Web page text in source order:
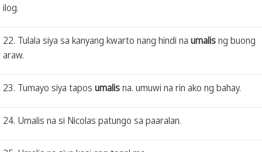
ilog.
22. Tulala siya sa kanyang kwarto nang hindi na umalisng buong
araw.
23. Tumayo siya tapos umalisna. umuwi na rin ako ng bahay.
24. Umalis na si Nicolas patungo sa paaralan.